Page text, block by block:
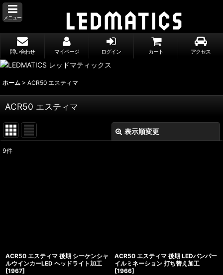
メニュー
問い合わせ マイページ ログイン カート アクセス
ホーム > ACR50 エスティマ
ACR50 エスティマ
表示順変更
9件
ACR50 エスティマ 後期 シーケンシャ
ルウインカーLED ヘッドライト加工
[1967]
ACR50 エスティマ 後期 LEDバンパー
イルミネーション 打ち替え加工
[1966]